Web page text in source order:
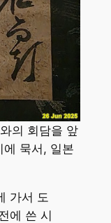
의 회담을 앞
묵서, 일본
가서 도
에 쓴 시